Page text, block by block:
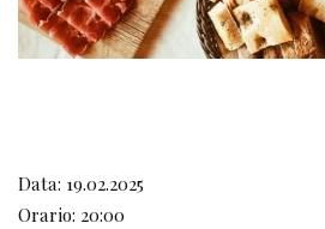
Data: 19.02.2025
Orario: 20:00